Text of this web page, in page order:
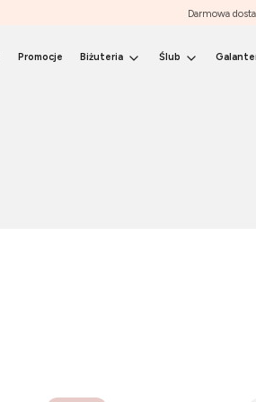
Darmowa
Promocje Biżuteria Ślub